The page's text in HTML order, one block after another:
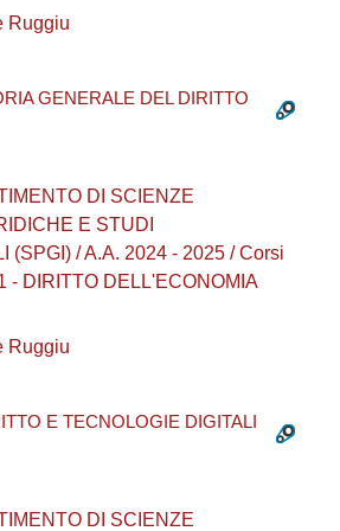
Ruggiu
GENERALE DEL DIRITTO
DI SCIENZE
E STUDI
(SPGI) / A.A. 2024 - 2025 / Corsi
- DIRITTO DELL'ECONOMIA
Ruggiu
E TECNOLOGIE DIGITALI
DI SCIENZE